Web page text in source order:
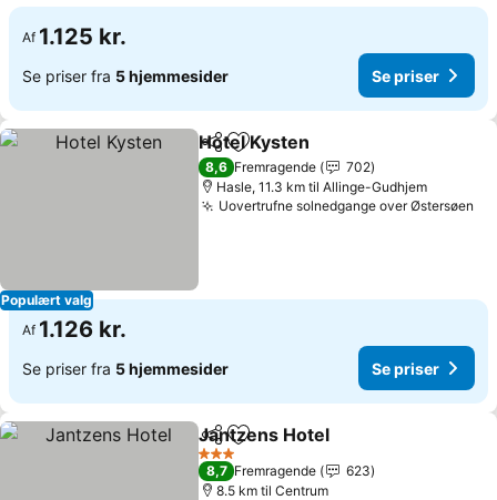
Af 1.125 kr.
Se priser fra 5 hjemmesider Se priser
Populært valg
Del Føj til favoritter
Hotel Kysten
8,6 Fremragende
702
Hasle, 11.3 km til Allinge-Gudhjem
Uovertrufne solnedgange over Østersøen
Af 1.126 kr.
Se priser fra 5 hjemmesider Se priser
Del Føj til favoritter
Jantzens Hotel
3 Stjerner
8,7 Fremragende
623
8.5 km til Centrum